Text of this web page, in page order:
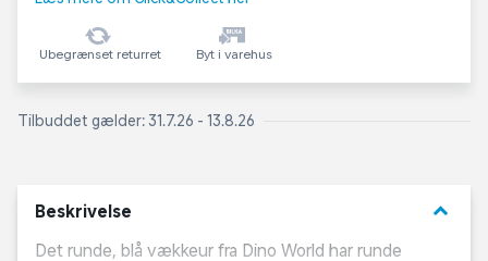
Ubegrænset returret Byt i varehus
Tilbuddet gælder: 31.7.26 - 13.8.26
Beskrivelse keyboard_arrow_down
Det runde, blå vækkeur fra Dino World har runde